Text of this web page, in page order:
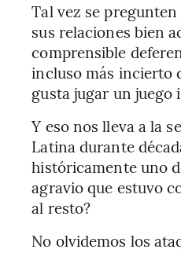
Tal vez se
sus relaciones bien
comprensible
incluso más incierto
gusta jugar un juego
Y eso nos lleva a la
Latina durante
históricamente uno
agravio que estuvo
al resto?
No olvidemos los